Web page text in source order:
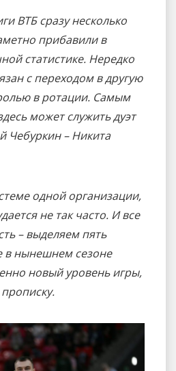
ВТБ сразу несколько
прибавили в
статистике. Нередко
с переходом в другую
в ротации. Самым
может служить дуэт
Чебуркин – Никита
одной организации,
не так часто. И все
– выделяем пять
в нынешнем сезоне
новый уровень игры,